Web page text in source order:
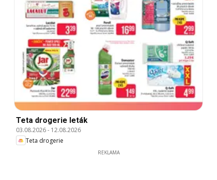
Teta drogerie leták
03.08.2026- 12.08.2026
Teta drogerie
REKLAMA